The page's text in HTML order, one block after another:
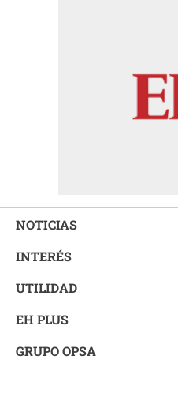
NOTICIAS
INTERÉS
UTILIDAD
EH PLUS
GRUPO OPSA